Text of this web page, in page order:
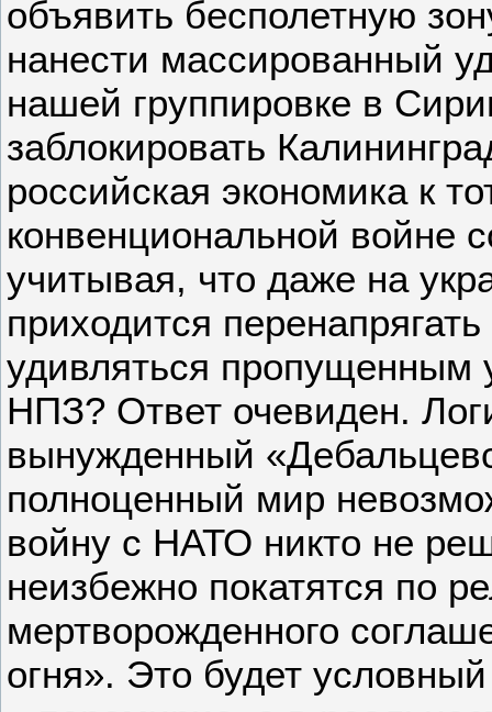
объявить бесполетную
нанести массированный
нашей группировке в
заблокировать
российская экономика к
конвенциональной войне
учитывая, что даже на
приходится
удивляться
НПЗ? Ответ очевиден.
вынужденный
полноценный мир
войну с НАТО никто не
неизбежно покатятся по
мертворожденного
огня». Это будет